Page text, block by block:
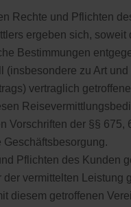
Rechte und Pflichten
ergeben sich, soweit
Bestimmungen
(insbesondere zu Art und
vertraglich
Vorschriften der §§ 675,
Pflichten des Kunden
der vermittelten Leistung
diesem getroffenen